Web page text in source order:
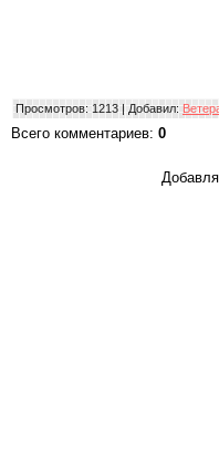
Просмотров: 1213 | Добавил:
Всего комментариев: 0